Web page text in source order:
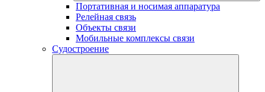
Портативная и носимая аппаратура
Релейная связь
Объекты связи
Мобильные комплексы связи
Судостроение